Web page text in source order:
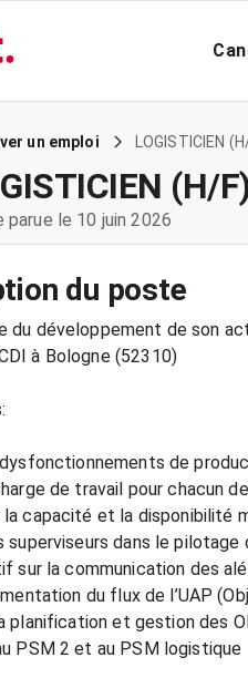
un emploi LOGISTICIEN
(H/
parue le 10 juin 2026
du poste
du développement de son
à Bologne (52310)
de
de travail pour chacun
la capacité et la
superviseurs dans le
sur la communication des
du flux de l’UAP
planification et gestion des